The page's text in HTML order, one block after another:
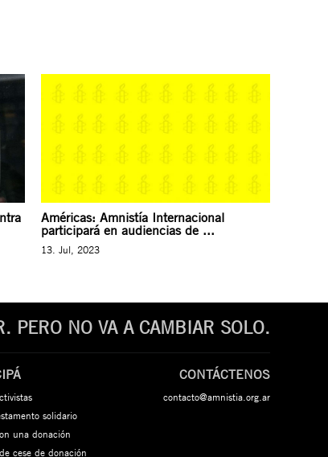
Américas: Amnistía Internacional
participará en audiencias de ...
13. Jul, 2023
PERO NO VA A CAMBIAR SOLO.
solidario
una donación
cese de donación
CONTÁCTENOS
contacto@amnistia.org.ar